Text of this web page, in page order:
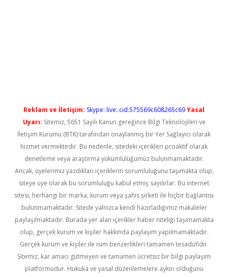
Reklam ve İletişim: Skype: live:.cid.575569c608265c69Yasal
Uyarı: Sitemiz, 5651 Sayılı Kanun gereğince Bilgi Teknolojileri ve
İletişim Kurumu (BTK) tarafından onaylanmış bir Yer Sağlayıcı olarak
hizmet vermektedir. Bu nedenle, sitedeki içerikleri proaktif olarak
denetleme veya araştırma yükümlülüğümüz bulunmamaktadır.
Ancak, üyelerimiz yazdıkları içeriklerin sorumluluğunu taşımakta olup,
siteye üye olarak bu sorumluluğu kabul etmiş sayılırlar. Bu internet
sitesi, herhangi bir marka, kurum veya şahıs şirketi ile hiçbir bağlantısı
bulunmamaktadır. Sitede yalnızca kendi hazırladığımız makaleler
paylaşılmaktadır. Burada yer alan içerikler haber niteliği taşımamakta
olup, gerçek kurum ve kişiler hakkında paylaşım yapılmamaktadır.
Gerçek kurum ve kişiler ile isim benzerlikleri tamamen tesadüfidir.
Sitemiz, kar amacı gütmeyen ve tamamen ücretsiz bir bilgi paylaşım
platformudur. Hukuka ve yasal düzenlemelere aykırı olduğunu